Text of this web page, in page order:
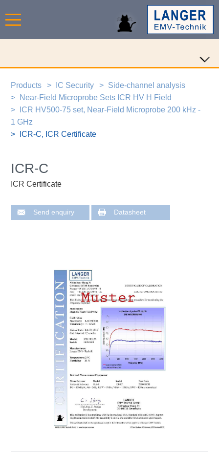
Products IC Security
Side-channel analysis
Near-Field Microprobe Sets ICR HV H Field
ICR HV500-75 set, Near-Field Microprobe 200 kHz -
1 GHz
ICR-C, ICR Certificate
ICR-C
ICR Certificate
Send enquiry Datasheet